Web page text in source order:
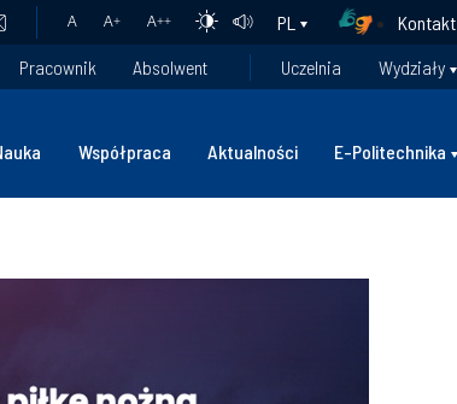
A A+ A++ PL
Kontakt
Pracownik Absolwent Uczelnia Wydziały
Współpraca Aktualności E-Politechnika